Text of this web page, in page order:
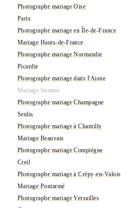
Photographe mariage Oise
Paris
Photographe mariage en Île-de-France
Mariage Hauts-de-France
Photographe mariage Normandie
Picardie
Photographe mariage dans l'Aisne
Mariage Somme
Photographe mariage Champagne
Senlis
Photographe mariage à Chantilly
Mariage Beauvais
Photographe mariage Compiègne
Creil
Photographe mariage à Crépy-en-Valois
Mariage Pontarmé
Photographe mariage Versailles